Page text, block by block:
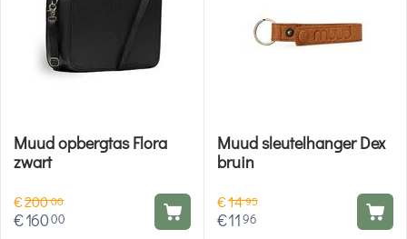
Muud opbergtas Flora
zwart
€20000
€16000
Muud sleutelhanger Dex
bruin
€1495
€1196